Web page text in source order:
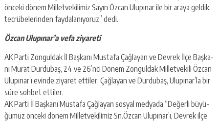
önceki dönem Milletvekilimiz Sayın Özcan Ulupınar ile bir araya geldik,
tecrübelerinden faydalanıyoruz” dedi.
Özcan Ulupınar’a vefa ziyareti
AK Parti Zon­gul­dak İl Baş­ka­nı Mus­ta­fa Çağ­la­yan ve Dev­rek İlçe Baş­ka­
nı Murat Dur­du­baş, 24 ve 26’ncı Dönem Zon­gul­dak Mil­let­ve­ki­li Özcan
Ulu­pı­nar’ı evin­de zi­ya­ret et­ti­ler. Çağ­la­yan ve Dur­du­baş, Ulu­pı­nar’la bir
süre soh­bet et­ti­ler.
AK Parti İl Baş­ka­nı Mus­ta­fa Çağ­la­yan sos­yal med­ya­da “De­ğer­li bü­yü­
ğü­müz ön­ce­ki dönem Mil­let­ve­ki­li­miz Sn.Özcan Ulu­pı­nar’ı, Dev­rek ilçe